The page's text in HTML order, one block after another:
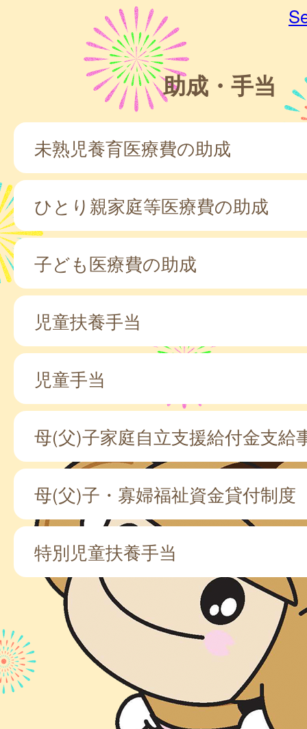
助成・手当
未熟児養育医療費の助成
ひとり親家庭等医療費の助成
子ども医療費の助成
児童扶養手当
児童手当
母(父)子家庭自立支援給付金支給
母(父)子・寡婦福祉資金貸付制度
特別児童扶養手当